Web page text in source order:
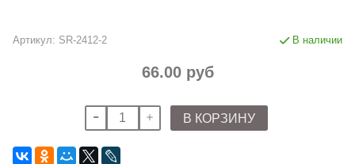
Артикул: SR-2412-2 В наличии
66.00 руб
В КОРЗИНУ